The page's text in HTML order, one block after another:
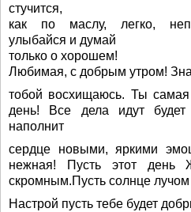
стучится,
как по маслу, легко,
улыбайся и думай
только о хорошем!
Любимая, с добрым утром!
тобой восхищаюсь. Ты
день! Все дела идут
наполнит
сердце новыми, яркими
нежная! Пусть этот
скромным.Пусть солнце лучом
Настрой пусть тебе будет